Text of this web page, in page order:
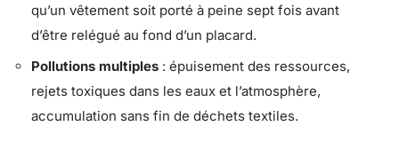
qu’un vêtement soit porté à peine sept fois avant
d’être relégué au fond d’un placard.
Pollutions multiples : épuisement des ressources,
rejets toxiques dans les eaux et l’atmosphère,
accumulation sans fin de déchets textiles.